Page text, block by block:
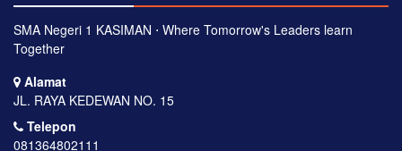
SMA Negeri 1 KASIMAN ⋅ Where Tomorrow's Leaders learn
Together
Alamat
JL. RAYA KEDEWAN NO. 15
Telepon
081364802111